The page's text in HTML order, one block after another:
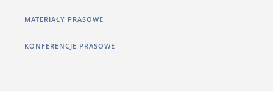
MATERIAŁY PRASOWE
KONFERENCJE PRASOWE